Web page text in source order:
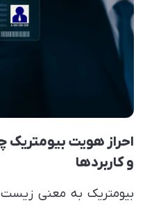
احراز هویت بیومتریک
و کاربردها
بیومتریک به معنی